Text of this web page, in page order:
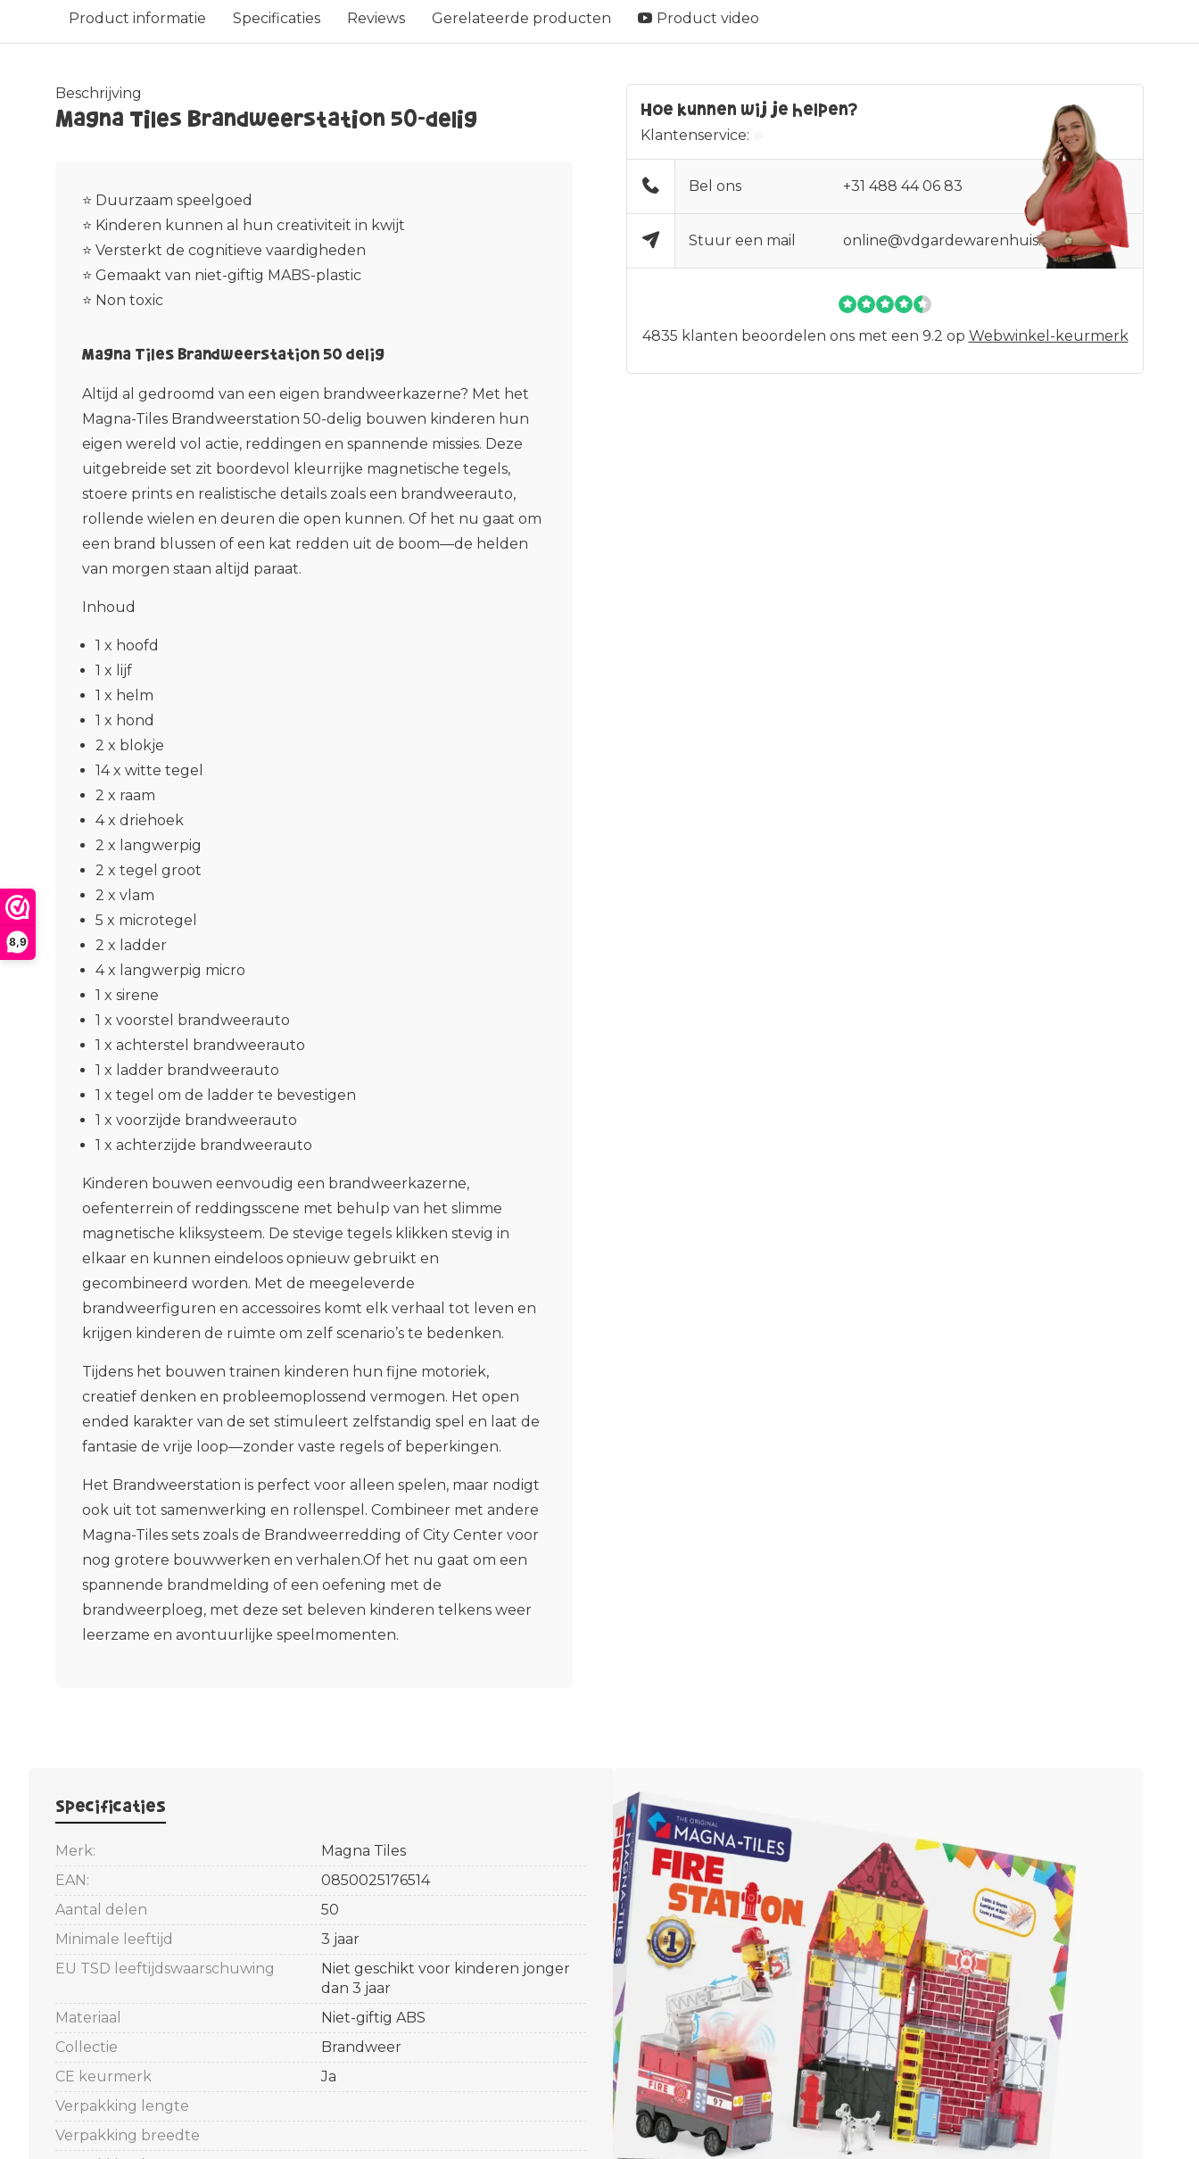
8,9
Product informatie Specificaties Reviews Gerelateerde producten Product video
Beschrijving
Magna Tiles Brandweerstation 50-delig
⭐ Duurzaam speelgoed
⭐ Kinderen kunnen al hun creativiteit in kwijt
⭐ Versterkt de cognitieve vaardigheden
⭐ Gemaakt van niet-giftig MABS-plastic
⭐ Non toxic
Magna Tiles Brandweerstation 50 delig
Altijd al gedroomd van een eigen brandweerkazerne? Met het
Magna-Tiles Brandweerstation 50-delig bouwen kinderen hun
eigen wereld vol actie, reddingen en spannende missies. Deze
uitgebreide set zit boordevol kleurrijke magnetische tegels,
stoere prints en realistische details zoals een brandweerauto,
rollende wielen en deuren die open kunnen. Of het nu gaat om
een brand blussen of een kat redden uit de boom—de helden
van morgen staan altijd paraat.
Inhoud
1 x hoofd
1 x lijf
1 x helm
1 x hond
2 x blokje
14 x witte tegel
2 x raam
4 x driehoek
2 x langwerpig
2 x tegel groot
2 x vlam
5 x microtegel
2 x ladder
4 x langwerpig micro
1 x sirene
1 x voorstel brandweerauto
1 x achterstel brandweerauto
1 x ladder brandweerauto
1 x tegel om de ladder te bevestigen
1 x voorzijde brandweerauto
1 x achterzijde brandweerauto
Kinderen bouwen eenvoudig een brandweerkazerne,
oefenterrein of reddingsscene met behulp van het slimme
magnetische kliksysteem. De stevige tegels klikken stevig in
elkaar en kunnen eindeloos opnieuw gebruikt en
gecombineerd worden. Met de meegeleverde
brandweerfiguren en accessoires komt elk verhaal tot leven en
krijgen kinderen de ruimte om zelf scenario’s te bedenken.
Tijdens het bouwen trainen kinderen hun fijne motoriek,
creatief denken en probleemoplossend vermogen. Het open
ended karakter van de set stimuleert zelfstandig spel en laat de
fantasie de vrije loop—zonder vaste regels of beperkingen.
Het Brandweerstation is perfect voor alleen spelen, maar nodigt
ook uit tot samenwerking en rollenspel. Combineer met andere
Magna-Tiles sets zoals de Brandweerredding of City Center voor
nog grotere bouwwerken en verhalen.Of het nu gaat om een
spannende brandmelding of een oefening met de
brandweerploeg, met deze set beleven kinderen telkens weer
leerzame en avontuurlijke speelmomenten.
Hoe kunnen wij je helpen?
Klantenservice:
Bel ons +31 488 44 06 83
Stuur een mail online@vdgardewarenhuis.nl
4835 klanten beoordelen ons met een 9.2 op Webwinkel-keurmerk
Specificaties
Merk:
Magna Tiles
EAN:
0850025176514
Aantal delen
50
Minimale leeftijd
3 jaar
EU TSD leeftijdswaarschuwing
Niet geschikt voor kinderen jonger
dan 3 jaar
Materiaal
Niet-giftig ABS
Collectie
Brandweer
CE keurmerk
Ja
Verpakking lengte
Verpakking breedte